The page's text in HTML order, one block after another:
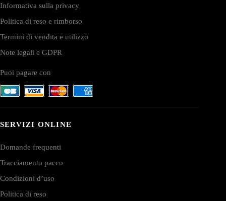
Informativa sulla privacy
Politica di reso e rimborso
Termini di vendita e utilizzo
Note legali e GDPR
Puoi pagare con
SERVIZI ONLINE
Domande frequenti
Tracciamento pacco
Condizioni d’uso
Politica di reso